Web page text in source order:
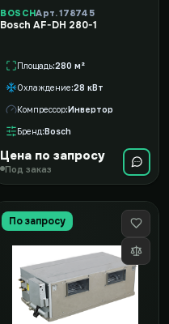
BOSCHАрт. 178745
Bosch AF-DH 280-1
Площадь 280 м²
Охлаждение 28 кВт
Компрессор Инвертор
Бренд Bosch
Цена по запросу
Под заказ
По запросу